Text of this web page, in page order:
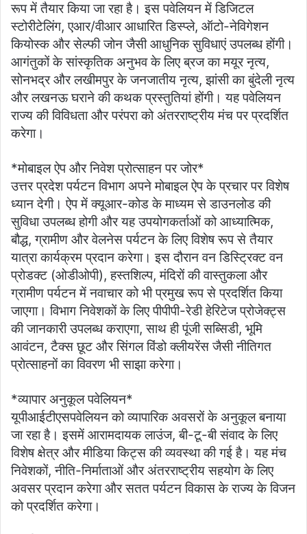
रूप में तैयार किया जा रहा है। इस पवेलियन में डिजिटल
स्टोरीटेलिंग, एआर/वीआर आधारित डिस्प्ले, ऑटो-नेविगेशन
कियोस्क और सेल्फी जोन जैसी आधुनिक सुविधाएं उपलब्ध होंगी।
आगंतुकों के सांस्कृतिक अनुभव के लिए ब्रज का मयूर नृत्य,
सोनभद्र और लखीमपुर के जनजातीय नृत्य, झांसी का बुंदेली नृत्य
और लखनऊ घराने की कथक प्रस्तुतियां होंगी। यह पवेलियन
राज्य की विविधता और परंपरा को अंतरराष्ट्रीय मंच पर प्रदर्शित
करेगा।
*मोबाइल ऐप और निवेश प्रोत्साहन पर जोर*
उत्तर प्रदेश पर्यटन विभाग अपने मोबाइल ऐप के प्रचार पर विशेष
ध्यान देगी। ऐप में क्यूआर-कोड के माध्यम से डाउनलोड की
सुविधा उपलब्ध होगी और यह उपयोगकर्ताओं को आध्यात्मिक,
बौद्ध, ग्रामीण और वेलनेस पर्यटन के लिए विशेष रूप से तैयार
यात्रा कार्यक्रम प्रदान करेगा। इस दौरान वन डिस्ट्रिक्ट वन
प्रोडक्ट (ओडीओपी), हस्तशिल्प, मंदिरों की वास्तुकला और
ग्रामीण पर्यटन में नवाचार को भी प्रमुख रूप से प्रदर्शित किया
जाएगा। विभाग निवेशकों के लिए पीपीपी-रेडी हेरिटेज प्रोजेक्ट्स
की जानकारी उपलब्ध कराएगा, साथ ही पूंजी सब्सिडी, भूमि
आवंटन, टैक्स छूट और सिंगल विंडो क्लीयरेंस जैसी नीतिगत
प्रोत्साहनों का विवरण भी साझा करेगा।
*व्यापार अनुकूल पवेलियन*
यूपीआईटीएसपवेलियन को व्यापारिक अवसरों के अनुकूल बनाया
जा रहा है। इसमें आरामदायक लाउंज, बी-टू-बी संवाद के लिए
विशेष क्षेत्र और मीडिया किट्स की व्यवस्था की गई है। यह मंच
निवेशकों, नीति-निर्माताओं और अंतरराष्ट्रीय सहयोग के लिए
अवसर प्रदान करेगा और सतत पर्यटन विकास के राज्य के विजन
को प्रदर्शित करेगा।